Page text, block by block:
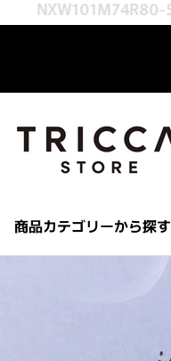
コンテンツへスキップ
NXW101M74R80-500
商品カテゴリーから探す